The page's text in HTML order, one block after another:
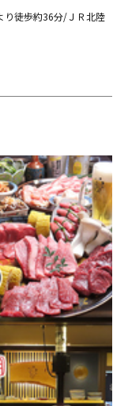
り徒歩約36分/ＪＲ北陸